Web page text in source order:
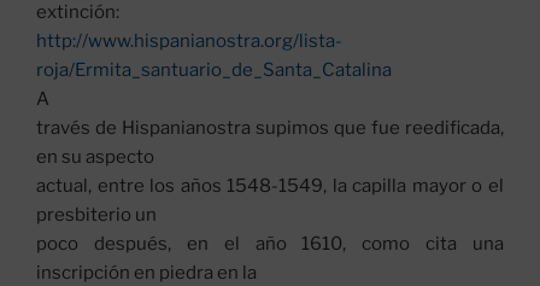
extinción:
http://www.hispanianostra.org/lista-
roja/Ermita_santuario_de_Santa_Catalina
A
través de Hispanianostra supimos que fue reedificada,
en su aspecto
actual, entre los años 1548-1549, la capilla mayor o el
presbiterio un
poco después, en el año 1610, como cita una
inscripción en piedra en la